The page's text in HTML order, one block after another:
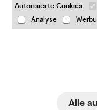
ENG
Autorisierte Cookies:
Analyse
Alle